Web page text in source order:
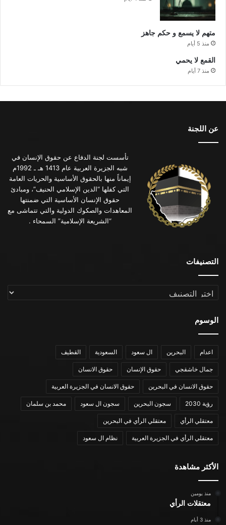
متهم لا يسمع و حكم جاهز
منذ 5 أيام
القمع لا يحمي
منذ 7 أيام
عن اللجنة
تأسست لجنة الدفاع عن حقوق الإنسان في
شبه الجزيرة العربية عام 1413 هـ ـ 1992م
إيماناً منها بالحقوق الأساسية والحريات العامة
التي كفلها “الدين الإسلامي الحنيف”، ومبادئ
حقوق الإنسان الأساسية التي ضمنتها
المعاهدات والصكوك الدولية والتي تتماشى مع
“الشريعة الإسلامية” السمحاء .
التصنيفات
التصنيفات
الوسوم
اعدام البحرين ال سعود السعودية القطيف
جمال خاشقجي حقوق الإنسان حقوق الانسان
حقوق الانسان في البحرين حقوق الانسان في الجزيرة العربية
رؤية 2030 سجون البحرين سجون ال سعود محمد بن سلمان
معتقلي الرأي معتقلي الرأي في البحرين
معتقلي الرأي في الجزيرة العربية نظام ال سعود
الأكثر مشاهدة
منذ يومين
معتقلات الرأي
منذ 3 أيام